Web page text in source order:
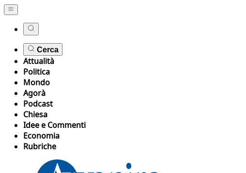
Cerca
Attualità
Politica
Mondo
Agorà
Podcast
Chiesa
Idee e Commenti
Economia
Rubriche